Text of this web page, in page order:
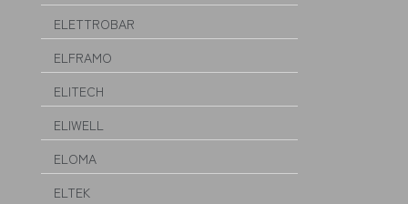
ELETTROBAR
ELFRAMO
ELITECH
ELIWELL
ELOMA
ELTEK